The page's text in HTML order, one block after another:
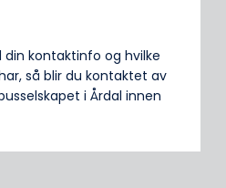
din kontaktinfo og hvilke
så blir du kontaktet av
i Årdal innen